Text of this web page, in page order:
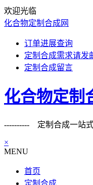
欢迎光临
化合物定制合成网
订单进展查询
定制合成需求请发
定制合成留言
化合物定制
---------- 定制合成一站式
×
MENU
首页
定制合成